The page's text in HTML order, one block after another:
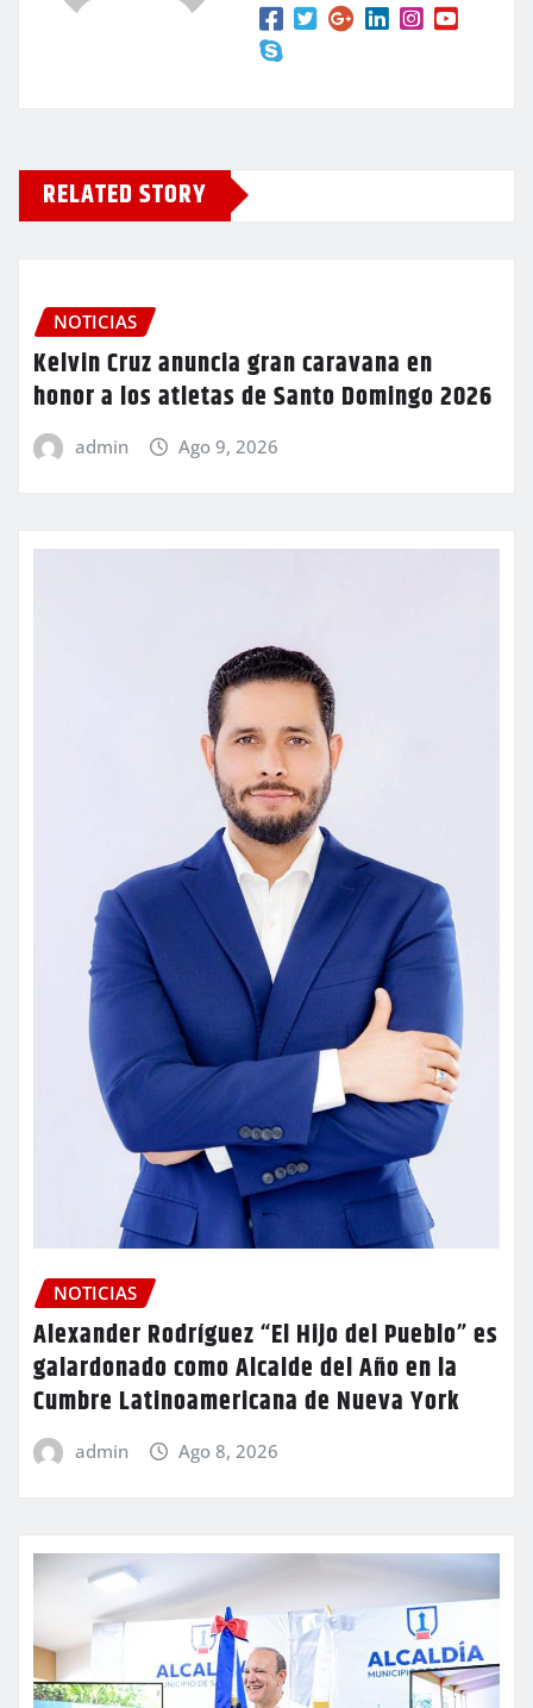
RELATED STORY
NOTICIAS
Kelvin Cruz anuncia gran caravana en
honor a los atletas de Santo Domingo 2026
admin Ago 9, 2026
NOTICIAS
Alexander Rodríguez “El Hijo del Pueblo” es
galardonado como Alcalde del Año en la
Cumbre Latinoamericana de Nueva York
admin Ago 8, 2026